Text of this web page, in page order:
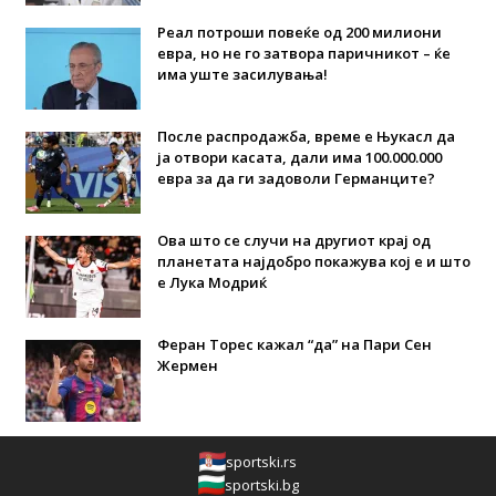
Реал потроши повеќе од 200 милиони
евра, но не го затвора паричникот – ќе
има уште засилувања!
После распродажба, време е Њукасл да
ја отвори касата, дали има 100.000.000
евра за да ги задоволи Германците?
Ова што се случи на другиот крај од
планетата најдобро покажува кој е и што
е Лука Модриќ
Феран Торес кажал “да” на Пари Сен
Жермен
sportski.rs
sportski.bg